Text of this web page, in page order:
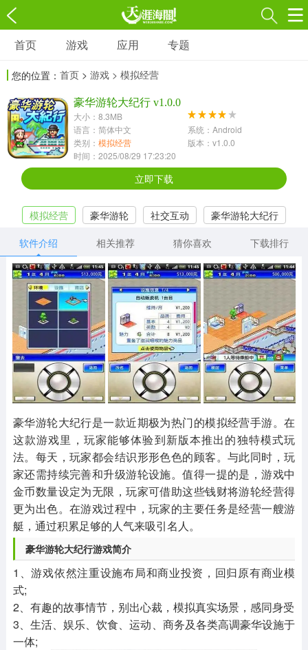
游戏
3697款应用
1597款应用
休闲益智
13387款应用
2196款应用
冒险解谜
1072款应用
418款应用
568款应用
音乐舞蹈
269款应用
2716款应用
515款应用
其他
1654款应用
游戏助手
515款应用
MOD游戏
1056款应用
首页 游戏 应用 专题
您的位置： 首页 > 游戏 > 模拟经营
豪华游轮大纪行 v1.0.0
大小：8.3MB
语言：简体中文
系统：Android
类别： 模拟经营
版本：v1.0.0
时间：2025/08/29 17:23:20
立即下载
模拟经营 豪华游轮 社交互动
豪华游轮大纪行
软件介绍
相关推荐 猜你喜欢 下载排行
豪华游轮大纪行是一款近期极为热门的模拟经营手游。在
这款游戏里，玩家能够体验到新版本推出的独特模式玩
法。每天，玩家都会结识形形色色的顾客。与此同时，玩
家还需持续完善和升级游轮设施。值得一提的是，游戏中
金币数量设定为无限，玩家可借助这些钱财将游轮经营得
更为出色。在游戏过程中，玩家的主要任务是经营一艘游
艇，通过积累足够的人气来吸引名人。
豪华游轮大纪行游戏简介
1、游戏依然注重设施布局和商业投资，回归原有商业模
式;
2、有趣的故事情节，别出心裁，模拟真实场景，感同身受
3、生活、娱乐、饮食、运动、商务及各类高调豪华设施于
一体;